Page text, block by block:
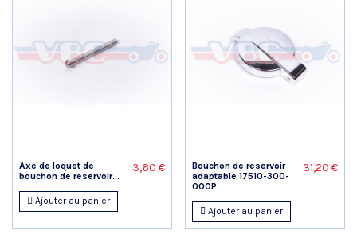
Axe de loquet de
bouchon de reservoir...
3,60 €
Ajouter au panier
Bouchon de reservoir
adaptable 17510-300-
000P
31,20 €
Ajouter au panier